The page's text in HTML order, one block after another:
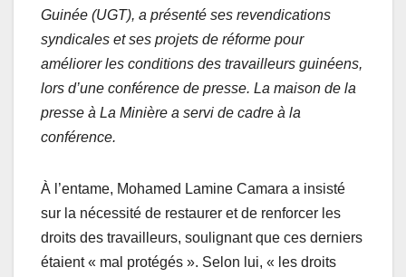
Guinée (UGT), a présenté ses revendications
syndicales et ses projets de réforme pour
améliorer les conditions des travailleurs guinéens,
lors d’une conférence de presse. La maison de la
presse à La Minière a servi de cadre à la
conférence.
À l’entame, Mohamed Lamine Camara a insisté
sur la nécessité de restaurer et de renforcer les
droits des travailleurs, soulignant que ces derniers
étaient « mal protégés ». Selon lui, « les droits